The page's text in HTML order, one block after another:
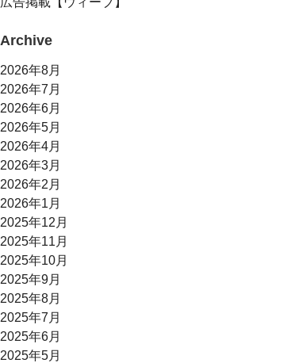
Archive
2026年8月
2026年7月
2026年6月
2026年5月
2026年4月
2026年3月
2026年2月
2026年1月
2025年12月
2025年11月
2025年10月
2025年9月
2025年8月
2025年7月
2025年6月
2025年5月